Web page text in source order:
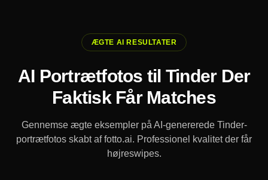
ÆGTE AI RESULTATER
AI Portrætfotos til Tinder Der
Faktisk Får Matches
Gennemse ægte eksempler på AI-genererede Tinder-
portrætfotos skabt af fotto.ai. Professionel kvalitet der får
højreswipes.